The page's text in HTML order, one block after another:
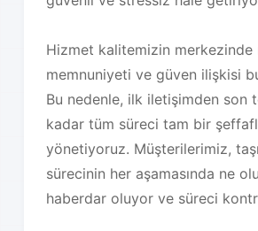
Hizmet kalitemizin merkezinde
memnuniyeti ve güven ilişkisi
Bu nedenle, ilk iletişimden son
kadar tüm süreci tam bir
yönetiyoruz. Müşterilerimiz,
sürecinin her aşamasında ne
haberdar oluyor ve süreci